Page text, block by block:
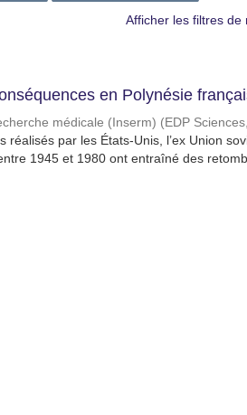
Afficher les filtres de
en Polynésie
médicale (Inserm) (EDP Sciences,
réalisés par les États-Unis, l’ex Union
1945 et 1980 ont entraîné des